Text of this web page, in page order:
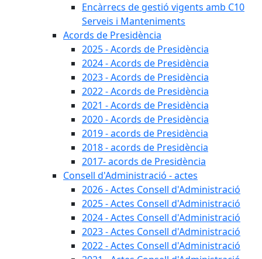
Encàrrecs de gestió vigents amb C10
Serveis i Manteniments
Acords de Presidència
2025 - Acords de Presidència
2024 - Acords de Presidència
2023 - Acords de Presidència
2022 - Acords de Presidència
2021 - Acords de Presidència
2020 - Acords de Presidència
2019 - acords de Presidència
2018 - acords de Presidència
2017- acords de Presidència
Consell d'Administració - actes
2026 - Actes Consell d'Administració
2025 - Actes Consell d'Administració
2024 - Actes Consell d'Administració
2023 - Actes Consell d'Administració
2022 - Actes Consell d'Administració